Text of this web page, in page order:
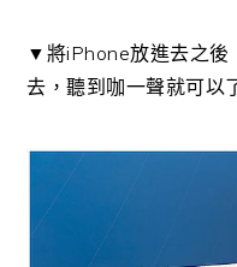
▼將iPhone放進去之後
去，聽到咖一聲就可以